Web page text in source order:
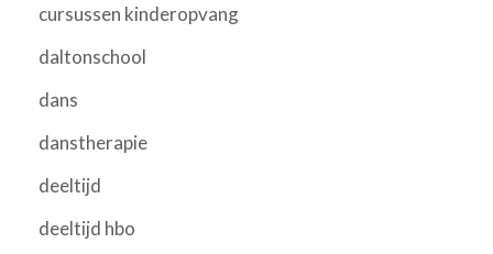
cursussen kinderopvang
daltonschool
dans
danstherapie
deeltijd
deeltijd hbo